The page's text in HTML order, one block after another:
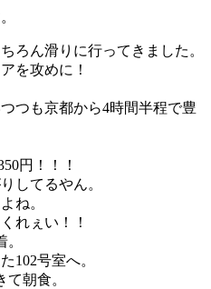
ろん滑りに行ってきました。
を攻めに！
つも京都から4時間半程で豊
円！！！
してるやん。
ね。
れぇい！！
102号室へ。
朝食。